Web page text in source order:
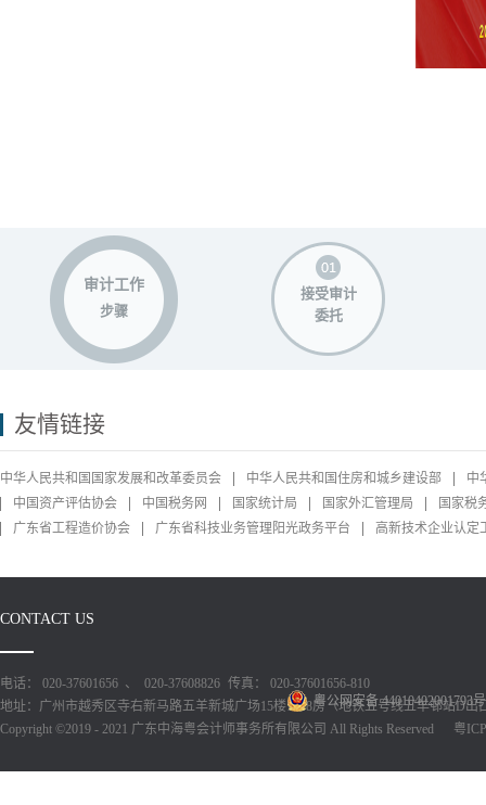
审计工作
步骤
接受审计
委托
友情链接
中华人民共和国国家发展和改革委员会 中华人民共和国住房和城乡建设部
中
中国资产评估协会
中国税务网 国家统计局 国家外汇管理局
国家税
广东省工程造价协会
广东省科技业务管理阳光政务平台 高新技术企业认定
CONTACT US
电话： 020-37601656 、 020-37608826 传真： 020-37601656-810
地址：广州市越秀区寺右新马路五羊新城广场15楼1518房（地铁五号线五羊邨站D出
Copyright ©2019 - 2021 广东中海粤会计师事务所有限公司 All Rights Reserved
粤ICP
粤公网安备 44010402001793号